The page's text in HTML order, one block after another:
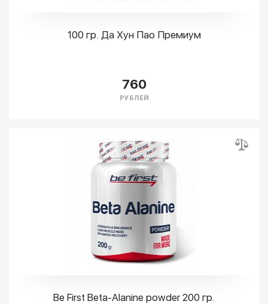
100 гр. Да Хун Пао Премиум
760
РУБЛЕЙ
Be First Beta-Alanine powder 200 гр.